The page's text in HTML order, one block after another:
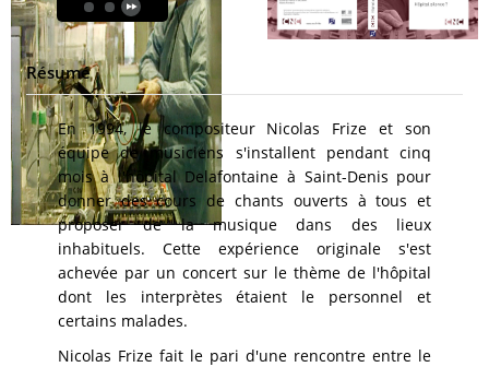
Résumé
En 1994, le compositeur Nicolas Frize et son
équipe de musiciens s'installent pendant cinq
mois à l'hôpital Delafontaine à Saint-Denis pour
donner des cours de chants ouverts à tous et
proposer de la musique dans des lieux
inhabituels. Cette expérience originale s'est
achevée par un concert sur le thème de l'hôpital
dont les interprètes étaient le personnel et
certains malades.
Nicolas Frize fait le pari d'une rencontre entre le